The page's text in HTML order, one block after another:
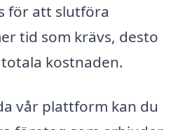
för att slutföra
tid som krävs, desto
kostnaden.
vår plattform kan du